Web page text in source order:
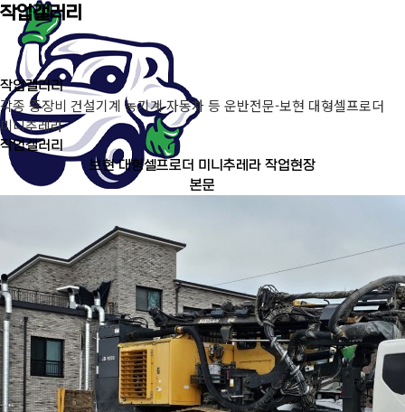
작업갤러리
작업갤러리
각종 중장비 건설기계 농기계 자동차 등 운반전문-보현 대형셀프로더
미니추레라
작업갤러리
보현 대형셀프로더 미니추레라 작업현장
본문